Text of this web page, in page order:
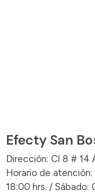
Efecty San
Dirección: Cl 8 # 14
Horario de
18:00 hrs. / Sábado: